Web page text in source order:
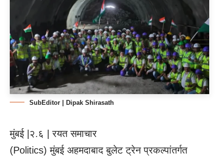
SubEditor | Dipak Shirasath
मुंबई |२.६ | रयत समाचार
(Politics) मुंबई अहमदाबाद बुलेट ट्रेन प्रकल्पांतर्गत